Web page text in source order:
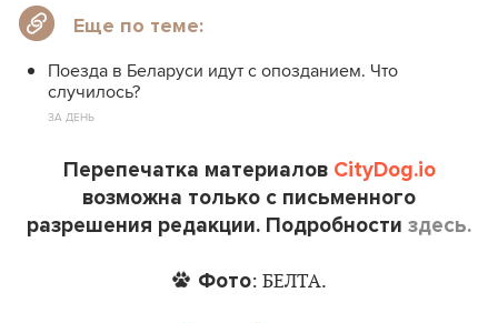
Еще по теме:
Поезда в Беларуси идут с опозданием. Что
случилось?
ЗА ДЕНЬ
Перепечатка материалов CityDog.io
возможна только с письменного
разрешения редакции. Подробности здесь.
Фото: БЕЛТА.